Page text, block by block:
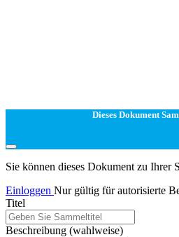
Dieses Dokument
Sie können dieses Dokument zu Ihrer
Einloggen Nur gültig für autorisierte
Titel
Beschreibung (wahlweise)